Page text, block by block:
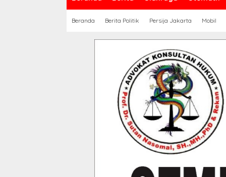
Beranda Berita Politik Persija Jakarta Mobil